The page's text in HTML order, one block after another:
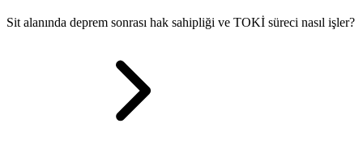
Sit alanında deprem sonrası hak sahipliği ve TOKİ süreci nasıl işler?